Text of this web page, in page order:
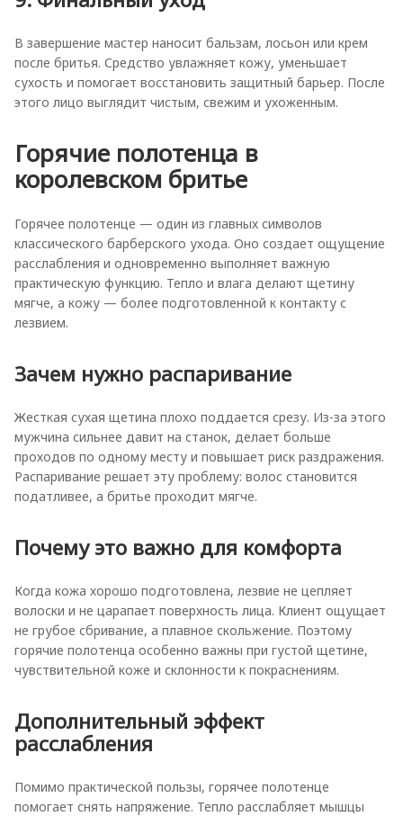
В завершение мастер наносит бальзам, лосьон или крем
после бритья. Средство увлажняет кожу, уменьшает
сухость и помогает восстановить защитный барьер. После
этого лицо выглядит чистым, свежим и ухоженным.
Горячие полотенца в
королевском бритье
Горячее полотенце — один из главных символов
классического барберского ухода. Оно создает ощущение
расслабления и одновременно выполняет важную
практическую функцию. Тепло и влага делают щетину
мягче, а кожу — более подготовленной к контакту с
лезвием.
Зачем нужно распаривание
Жесткая сухая щетина плохо поддается срезу. Из-за этого
мужчина сильнее давит на станок, делает больше
проходов по одному месту и повышает риск раздражения.
Распаривание решает эту проблему: волос становится
податливее, а бритье проходит мягче.
Почему это важно для комфорта
Когда кожа хорошо подготовлена, лезвие не цепляет
волоски и не царапает поверхность лица. Клиент ощущает
не грубое сбривание, а плавное скольжение. Поэтому
горячие полотенца особенно важны при густой щетине,
чувствительной коже и склонности к покраснениям.
Дополнительный эффект
расслабления
Помимо практической пользы, горячее полотенце
помогает снять напряжение. Тепло расслабляет мышцы